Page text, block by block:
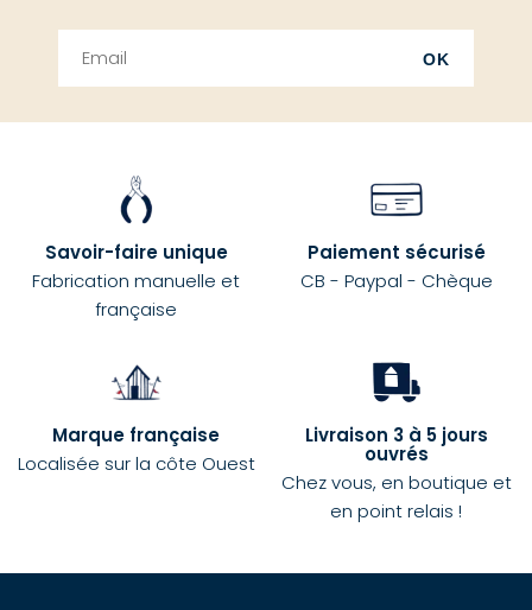
OK
Savoir-faire unique
Fabrication manuelle et
française
Paiement sécurisé
CB - Paypal - Chèque
Marque française
Localisée sur la côte Ouest
Livraison 3 à 5 jours
ouvrés
Chez vous, en boutique et
en point relais !